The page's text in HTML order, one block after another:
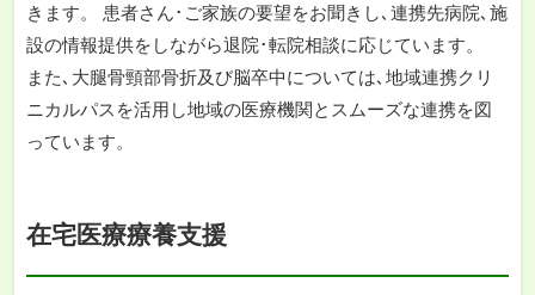
きます。 患者さん･ご家族の要望をお聞きし､連携先病院､施
設の情報提供をしながら退院･転院相談に応じています。
また､大腿骨頸部骨折及び脳卒中については､地域連携クリ
ニカルパスを活用し地域の医療機関とスムーズな連携を図
っています。
在宅医療療養支援